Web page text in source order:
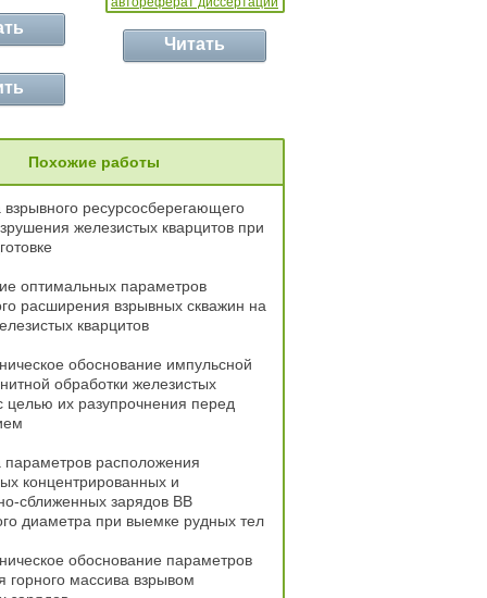
Читать
Похожие работы
взрывного ресурсосберегающего
железистых кварцитов при
оптимальных параметров
расширения взрывных скважин на
кварцитов
обоснование импульсной
обработки железистых
целью их разупрочнения перед
параметров расположения
концентрированных и
сближенных зарядов ВВ
диаметра при выемке рудных тел
обоснование параметров
горного массива взрывом